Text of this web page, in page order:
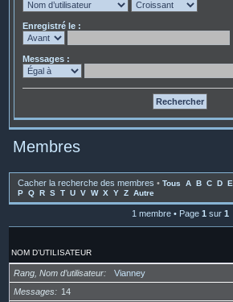
Enregistré le :
Messages :
Membres
Cacher la recherche des membres • Tous A B C D E
P Q R S T U V W X Y Z Autre
1 membre • Page 1 sur 1
NOM D’UTILISATEUR
Rang, Nom d’utilisateur
Vianney
Messages
14